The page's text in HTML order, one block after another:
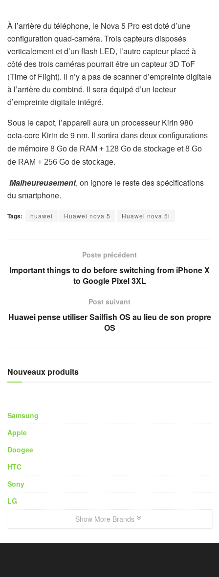
À l’arrière du téléphone, le Nova 5 Pro est doté d’une
configuration quad-caméra. Trois capteurs disposés
verticalement et d’un flash LED, l’autre capteur placé à
côté des trois caméras pourrait être un capteur 3D ToF
(Time of Flight). Il n’y a pas de scanner d’empreinte digitale
à l’arrière du combiné. Il sera équipé d’un lecteur
d’empreinte digitale intégré.
Sous le capot, l’appareil aura un processeur Kirin 980
octa-core Kirin de 9 nm.
Il sortira dans deux configurations
de mémoire 8 Go de RAM + 128 Go de stockage et 8 Go
de RAM + 256 Go de stockage.
Malheureusement, on ignore le reste des spécifications
du smartphone.
Tags: huawei Huawei nova 5 Huawei nova 5i
Poste précédent
Important things to do before switching from iPhone X
to Google Pixel 3XL
Post suivant
Huawei pense utiliser Sailfish OS au lieu de son propre
OS
Nouveaux produits
Samsung
Apple
Doogee
HTC
Sony
LG
Show More Brands